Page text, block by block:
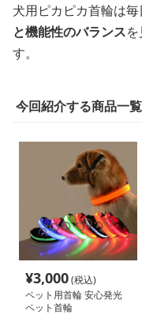
犬用ピカピカ首輪は毎
と機能性のバランス
す。
今回紹介する商品一覧
¥3,000(税込)
ペット用首輪 安心発光
ペット首輪